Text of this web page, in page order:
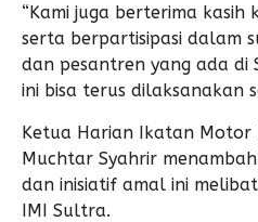
“Kami juga berterima
serta berpartisipasi dalam
dan pesantren yang ada di
ini bisa terus dilaksanakan
Ketua Harian Ikatan Motor
Muchtar Syahrir
dan inisiatif amal ini
IMI Sultra.